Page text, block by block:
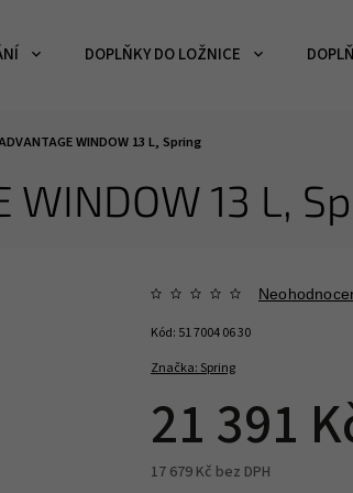
DOPLŇKY DO LOŽNICE
WINDOW 13 L, Spring
WINDOW 13 L,
Značka: Spring
21 391
17 679 Kč bez DPH
Kód: 51 7004 06 30